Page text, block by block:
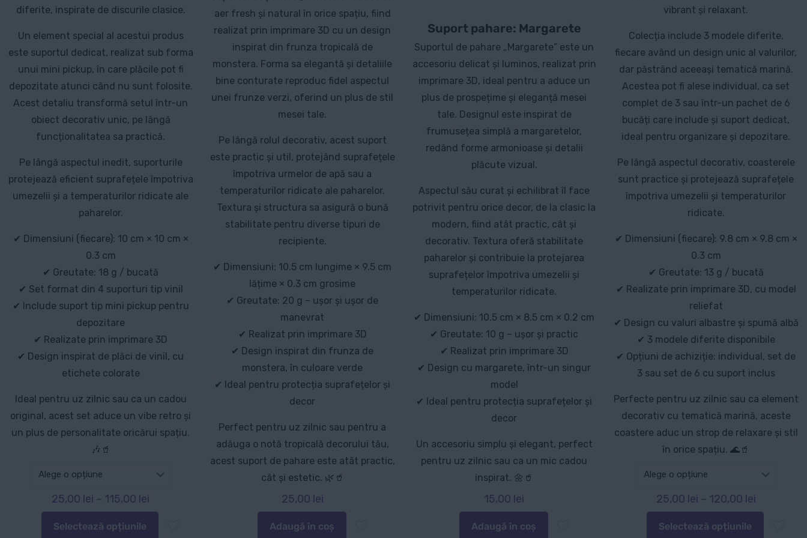
diferite, inspirate de discurile clasice.
Un element special al acestui produs
este suportul dedicat, realizat sub forma
unui mini pickup, în care plăcile pot fi
depozitate atunci când nu sunt folosite.
Acest detaliu transformă setul într-un
obiect decorativ unic, pe lângă
funcționalitatea sa practică.
Pe lângă aspectul inedit, suporturile
protejează eficient suprafețele împotriva
umezelii și a temperaturilor ridicate ale
paharelor.
✔ Dimensiuni (fiecare): 10 cm × 10 cm ×
0.3 cm
✔ Greutate: 18 g / bucată
✔ Set format din 4 suporturi tip vinil
✔ Include suport tip mini pickup pentru
depozitare
✔ Realizate prin imprimare 3D
✔ Design inspirat de plăci de vinil, cu
etichete colorate
Ideal pentru uz zilnic sau ca un cadou
original, acest set aduce un vibe retro și
un plus de personalitate oricărui spațiu.
🎶🥤
25,00 lei – 115,00 lei
de
Selectează opțiunile
aer fresh și natural în orice spațiu, fiind
realizat prin imprimare 3D cu un design
inspirat din frunza tropicală de
monstera. Forma sa elegantă și detaliile
bine conturate reproduc fidel aspectul
unei frunze verzi, oferind un plus de stil
mesei tale.
Pe lângă rolul decorativ, acest suport
este practic și util, protejând suprafețele
împotriva urmelor de apă sau a
temperaturilor ridicate ale paharelor.
Textura și structura sa asigură o bună
stabilitate pentru diverse tipuri de
recipiente.
✔ Dimensiuni: 10.5 cm lungime × 9.5 cm
lățime × 0.3 cm grosime
✔ Greutate: 20 g – ușor și ușor de
manevrat
✔ Realizat prin imprimare 3D
✔ Design inspirat din frunza de
monstera, în culoare verde
✔ Ideal pentru protecția suprafețelor și
decor
Perfect pentru uz zilnic sau pentru a
adăuga o notă tropicală decorului tău,
acest suport de pahare este atât practic,
cât și estetic. 🌿🥤
25,00 lei
Adaugă în coș
Suport pahare: Margarete
Suportul de pahare „Margarete” este un
accesoriu delicat și luminos, realizat prin
imprimare 3D, ideal pentru a aduce un
plus de prospețime și eleganță mesei
tale. Designul este inspirat de
frumusețea simplă a margaretelor,
redând forme armonioase și detalii
plăcute vizual.
Aspectul său curat și echilibrat îl face
potrivit pentru orice decor, de la clasic la
modern, fiind atât practic, cât și
decorativ. Textura oferă stabilitate
paharelor și contribuie la protejarea
suprafețelor împotriva umezelii și
temperaturilor ridicate.
✔ Dimensiuni: 10.5 cm × 8.5 cm × 0.2 cm
✔ Greutate: 10 g – ușor și practic
✔ Realizat prin imprimare 3D
✔ Design cu margarete, într-un singur
model
✔ Ideal pentru protecția suprafețelor și
decor
Un accesoriu simplu și elegant, perfect
pentru uz zilnic sau ca un mic cadou
inspirat. 🌼🥤
15,00 lei
Adaugă în coș
vibrant și relaxant.
Colecția include 3 modele diferite,
fiecare având un design unic al valurilor,
dar păstrând aceeași tematică marină.
Acestea pot fi alese individual, ca set
complet de 3 sau într-un pachet de 6
bucăți care include și suport dedicat,
ideal pentru organizare și depozitare.
Pe lângă aspectul decorativ, coasterele
sunt practice și protejează suprafețele
împotriva umezelii și temperaturilor
ridicate.
✔ Dimensiuni (fiecare): 9.8 cm × 9.8 cm ×
0.3 cm
✔ Greutate: 13 g / bucată
✔ Realizate prin imprimare 3D, cu model
reliefat
✔ Design cu valuri albastre și spumă albă
✔ 3 modele diferite disponibile
✔ Opțiuni de achiziție: individual, set de
3 sau set de 6 cu suport inclus
Perfecte pentru uz zilnic sau ca element
decorativ cu tematică marină, aceste
coastere aduc un strop de relaxare și stil
în orice spațiu. 🌊🥤
25,00 lei – 120,00 lei
de
Selectează opțiunile